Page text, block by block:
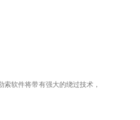
软件将带有强大的绕过技术，